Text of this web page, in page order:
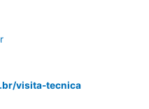
visita-tecnica